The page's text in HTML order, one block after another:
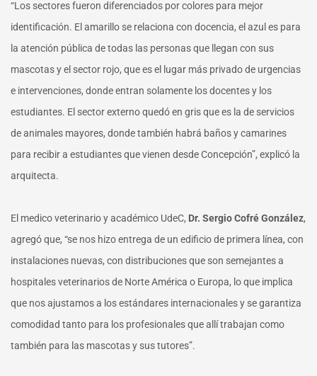
“Los sectores fueron diferenciados por colores para mejor
identificación. El amarillo se relaciona con docencia, el azul es para
la atención pública de todas las personas que llegan con sus
mascotas y el sector rojo, que es el lugar más privado de urgencias
e intervenciones, donde entran solamente los docentes y los
estudiantes. El sector externo quedó en gris que es la de servicios
de animales mayores, donde también habrá baños y camarines
para recibir a estudiantes que vienen desde Concepción”, explicó la
arquitecta.
El medico veterinario y académico UdeC, Dr. Sergio Cofré González,
agregó que, “se nos hizo entrega de un edificio de primera línea, con
instalaciones nuevas, con distribuciones que son semejantes a
hospitales veterinarios de Norte América o Europa, lo que implica
que nos ajustamos a los estándares internacionales y se garantiza
comodidad tanto para los profesionales que allí trabajan como
también para las mascotas y sus tutores”.